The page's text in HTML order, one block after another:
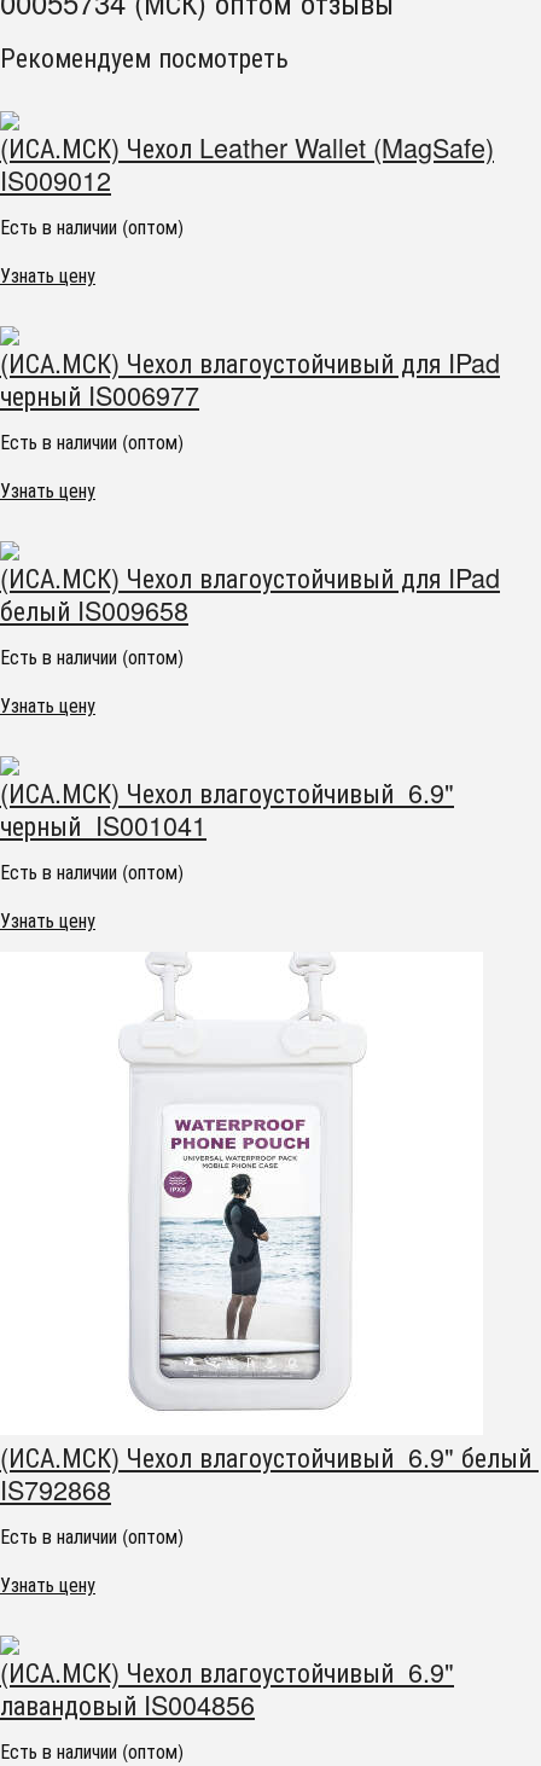
Рекомендуем посмотреть
(ИСА.МСК) Чехол Leather Wallet (MagSafe)
IS009012
Есть в наличии (оптом)
Узнать цену
(ИСА.МСК) Чехол влагоустойчивый для IPad
черный IS006977
Есть в наличии (оптом)
Узнать цену
(ИСА.МСК) Чехол влагоустойчивый для IPad
белый IS009658
Есть в наличии (оптом)
Узнать цену
(ИСА.МСК) Чехол влагоустойчивый 6.9"
черный IS001041
Есть в наличии (оптом)
Узнать цену
(ИСА.МСК) Чехол влагоустойчивый 6.9" белый
IS792868
Есть в наличии (оптом)
Узнать цену
(ИСА.МСК) Чехол влагоустойчивый 6.9"
лавандовый IS004856
Есть в наличии (оптом)